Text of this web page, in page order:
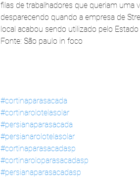
filas de trabalhadores que queriam uma
desparecendo quando a empresa de
local acabou sendo utilizado pelo
Fonte: São paulo in foco
#cortinaparasacada
#cortinarolotelasolar
#persianaparasacada
#persianarolotelasolar
#cortinaparasacadasp
#cortinaroloparasacadasp
#persianaparasacadasp